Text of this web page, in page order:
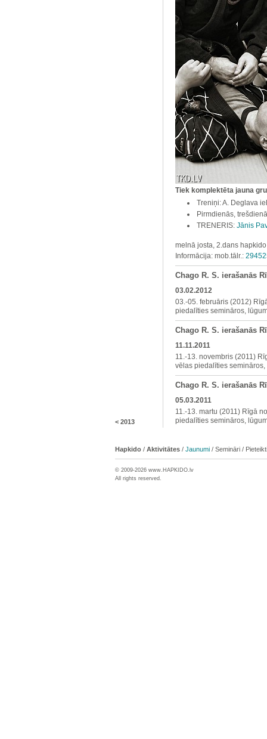
Tiek komplektēta jauna
Treniņi: A. Deglava
Pirmdienās,
TRENERIS: Jānis
melnā josta, 2.dans
Informācija: mob.tālr.:
Chago R. S. ierašanās
03.02.2012
03.-05. februāris (2012)
piedalīties semināros,
Chago R. S. ierašanās
11.11.2011
11.-13. novembris (2011)
vēlas piedalīties
Chago R. S. ierašanās
05.03.2011
11.-13. martu (2011) Rīgā
piedalīties semināros,
< 2013
Hapkido / Aktivitātes / Jaunumi / Semināri /
© 2009-2026 www. HAPKIDO.lv
All rights reserved.